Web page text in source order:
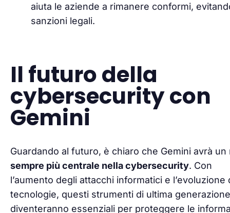
aiuta le aziende a rimanere conformi,
sanzioni legali.
Il futuro della
cybersecurity con
Gemini
Guardando al futuro, è chiaro che Gemini avrà un
sempre più centrale nella cybersecurity. Con
l’aumento degli attacchi informatici e l’evoluzione
tecnologie, questi strumenti di ultima generazione
diventeranno essenziali per proteggere le